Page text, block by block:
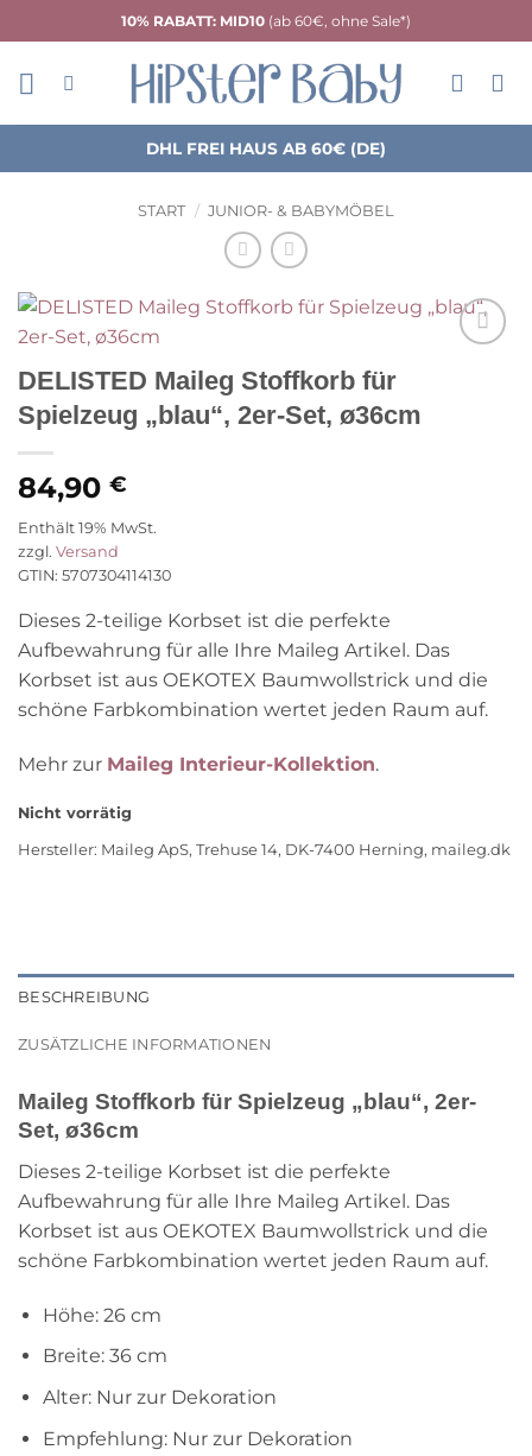
Inhalt
springen
10% RABATT: MID10 (ab 60€, ohne Sale*)
DHL FREI HAUS AB 60€ (DE)
START / JUNIOR- & BABYMÖBEL
DELISTED Maileg Stoffkorb für
Spielzeug „blau“, 2er-Set, ø36cm
84,90 €
Enthält 19% MwSt.
zzgl. Versand
GTIN: 5707304114130
Dieses 2-teilige Korbset ist die perfekte
Aufbewahrung für alle Ihre Maileg Artikel. Das
Korbset ist aus OEKOTEX Baumwollstrick und die
schöne Farbkombination wertet jeden Raum auf.
Mehr zur Maileg Interieur-Kollektion.
Nicht vorrätig
Hersteller: Maileg ApS, Trehuse 14, DK-7400 Herning, maileg.dk
BESCHREIBUNG
ZUSÄTZLICHE INFORMATIONEN
Maileg Stoffkorb für Spielzeug „blau“, 2er-
Set, ø36cm
Dieses 2-teilige Korbset ist die perfekte
Aufbewahrung für alle Ihre Maileg Artikel. Das
Korbset ist aus OEKOTEX Baumwollstrick und die
schöne Farbkombination wertet jeden Raum auf.
Höhe: 26 cm
Breite: 36 cm
Alter: Nur zur Dekoration
Empfehlung: Nur zur Dekoration